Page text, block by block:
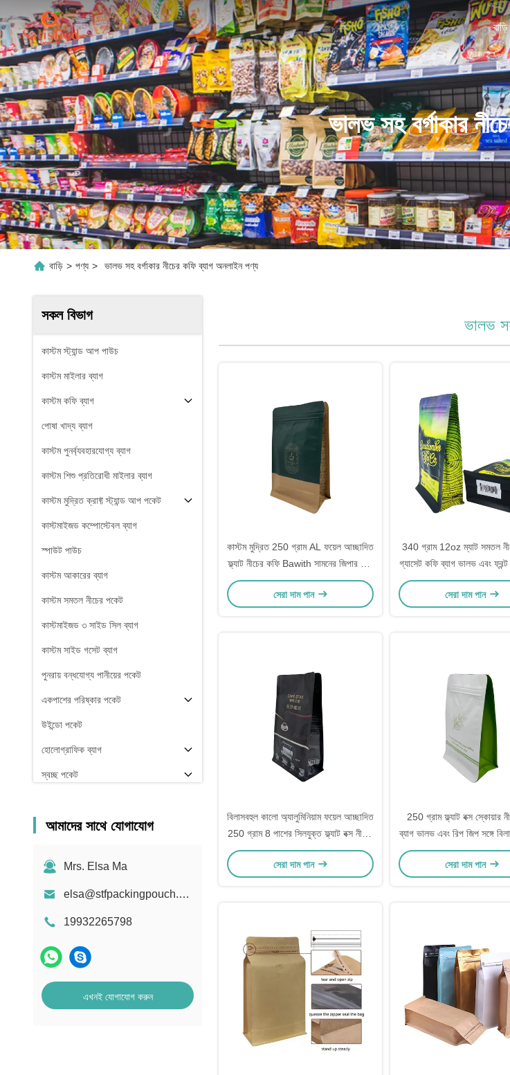
বাড়ি
ভালভ সহ বর্গাকার
বাড়ি > পণ্য > ভালভ সহ বর্গাকার নীচের কফি ব্যাগ অনলাইন পণ্য
সকল বিভাগ
কাস্টম স্ট্যান্ড আপ পাউচ
কাস্টম মাইলার ব্যাগ
কাস্টম কফি ব্যাগ
পোষা খাদ্য ব্যাগ
কাস্টম পুনর্ব্যবহারযোগ্য ব্যাগ
কাস্টম শিশু প্রতিরোধী মাইলার ব্যাগ
কাস্টম মুদ্রিত ক্রাফ্ট স্ট্যান্ড আপ পকেট
কাস্টমাইজড কম্পোস্টেবল ব্যাগ
স্পাউট পাউচ
কাস্টম আকারের ব্যাগ
কাস্টম সমতল নীচের পকেট
কাস্টমাইজড ৩ সাইড সিল ব্যাগ
কাস্টম সাইড গসেট ব্যাগ
পুনরায় বন্ধযোগ্য পানীয়ের পকেট
একপাশের পরিষ্কার পকেট
উইন্ডো পকেট
হোলোগ্রাফিক ব্যাগ
স্বচ্ছ পকেট
আমাদের সাথে যোগাযোগ
Mrs. Elsa Ma
elsa@stfpackingpouch.com
19932265798
এখনই যোগাযোগ করুন
ভালভ
কাস্টম মুদ্রিত 250 গ্রাম AL ফয়েল আচ্ছাদিত
ফ্ল্যাট নীচের কফি Bawith সামনের জিপার এবং
কফি বিন জন্য 1 উপায় ভালভ কফি পাউডার
সেরা দাম পান
340 গ্রাম 12oz ম্যাট সমতল
গ্যাসেট কফি ব্যাগ ভালভ এবং ফ্রন্ট
সেরা দাম পান
বিলাসবহুল কালো অ্যালুমিনিয়াম ফয়েল আচ্ছাদিত
250 গ্রাম 8 পাশের সিলযুক্ত ফ্ল্যাট বক্স নীচের
কফি ব্যাগ ভ্যালভ এবং রিপ জিপার সহ
সেরা দাম পান
250 গ্রাম ফ্ল্যাট বক্স স্কোয়ার
ব্যাগ ভালভ এবং রিপ জিপ সঙ্গে
হোয়াইট অ্যালুমিনিয়াম ফয়েল
সেরা দাম পান